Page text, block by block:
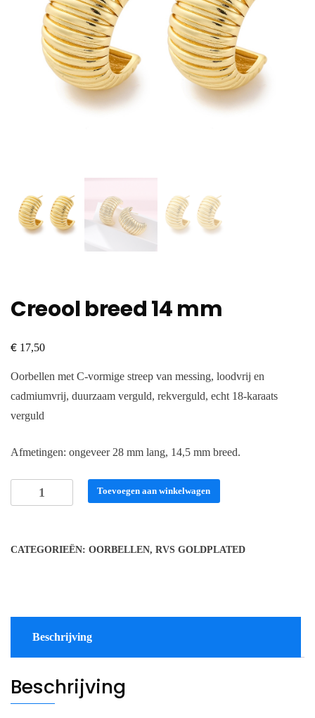
Creool breed 14 mm
€ 17,50
Oorbellen met C-vormige streep van messing, loodvrij en
cadmiumvrij, duurzaam verguld, rekverguld, echt 18-karaats
verguld
Afmetingen: ongeveer 28 mm lang, 14,5 mm breed.
breed
aantal
Toevoegen aan winkelwagen
CATEGORIEËN: OORBELLEN, RVS GOLDPLATED
Beschrijving
Beschrijving